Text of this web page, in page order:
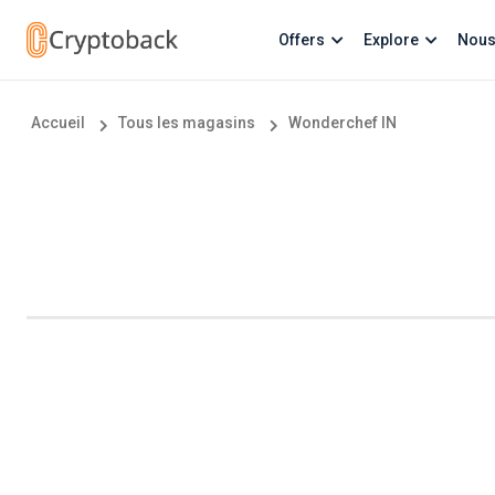
Offers Explore
Accueil Tous les magasins Wonderchef IN